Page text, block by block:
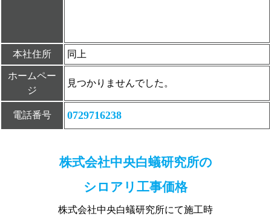
本社住所 同上
ホームペー
ジ
見つかりませんでした。
電話番号 0729716238
株式会社中央白蟻研究所の
シロアリ工事価格
株式会社中央白蟻研究所にて施工時